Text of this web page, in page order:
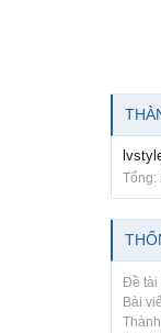
Tổng:
Đề tài
Bài